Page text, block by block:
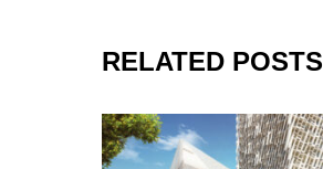
RELATED POSTS